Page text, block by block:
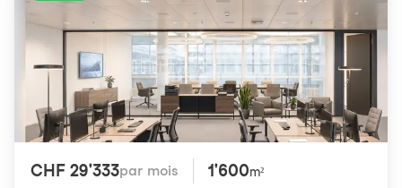
CHF 29'333par mois 1'600m²